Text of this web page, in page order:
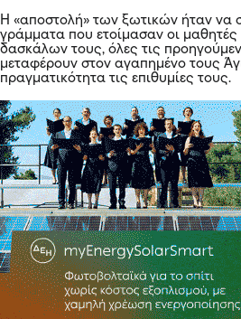
Η «αποστολή» των ξωτικών ήταν να
γράμματα που ετοίμασαν οι
δασκάλων τους, όλες τις
μεταφέρουν στον αγαπημένο τους
πραγματικότητα τις επιθυμίες τους.